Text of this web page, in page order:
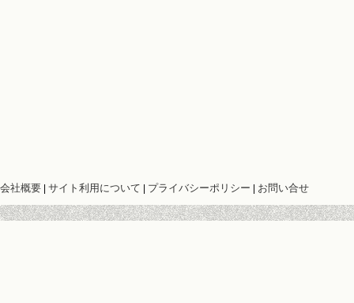
会社概要 サイト利用について プライバシーポリシー お問い合せ